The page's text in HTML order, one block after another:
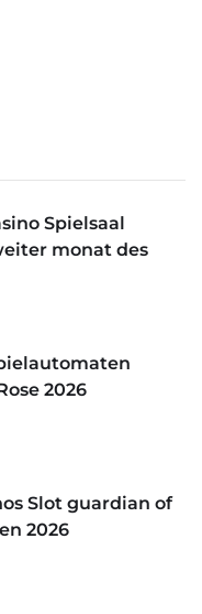
Spielsaal
monat des
2026
Slot guardian of
2026